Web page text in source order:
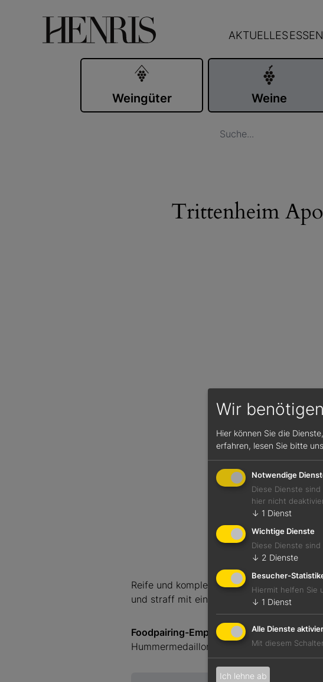
AKTUELLESESSEN
Weingüter Weine
Trittenheim
Reife und komplexe Nase mit Aromen
und straff mit einem Hauch Süße, der von
Foodpairing-Empfehlung
Hummermedaillons mit weißem Spargel,
Wir
Hier können Sie die
erfahren, lesen Sie bitte
Notwendige
Diese Dienste
hier nicht
↓ 1 Dienst
Wichtige Dienste
Diese Dienste
↓ 2 Dienste
Besucher-
Hiermit helfen Sie
↓ 1 Dienst
Alle Dienste
Mit diesem
Ich lehne ab